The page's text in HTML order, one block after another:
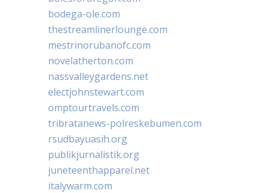
bodega-ole.com
thestreamlinerlounge.com
mestrinorubanofc.com
novelatherton.com
nassvalleygardens.net
electjohnstewart.com
omptourtravels.com
tribratanews-polreskebumen.com
rsudbayuasih.org
publikjurnalistik.org
juneteenthapparel.net
italywarm.com